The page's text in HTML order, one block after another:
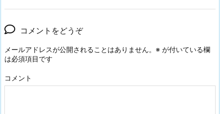
コメントをどうぞ
メールアドレスが公開されることはありません。 ※ が付いている欄
は必須項目です
コメント